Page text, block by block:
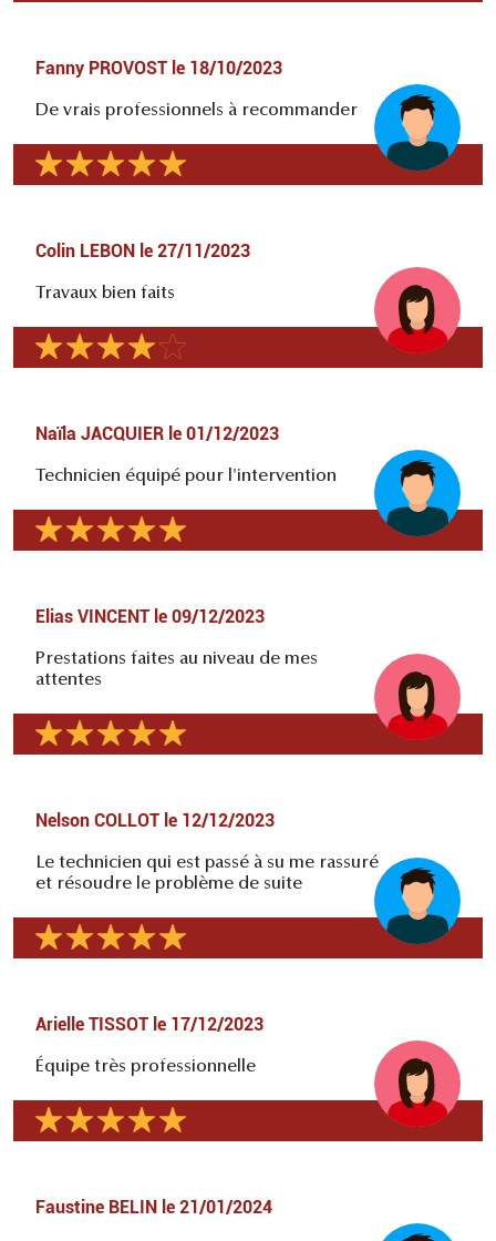
Fanny PROVOST le 18/10/2023
De vrais professionnels à recommander
Colin LEBON le 27/11/2023
Travaux bien faits
Naïla JACQUIER le 01/12/2023
Technicien équipé pour l'intervention
Elias VINCENT le 09/12/2023
Prestations faites au niveau de mes
attentes
Nelson COLLOT le 12/12/2023
Le technicien qui est passé à su me rassuré
et résoudre le problème de suite
Arielle TISSOT le 17/12/2023
Équipe très professionnelle
Faustine BELIN le 21/01/2024